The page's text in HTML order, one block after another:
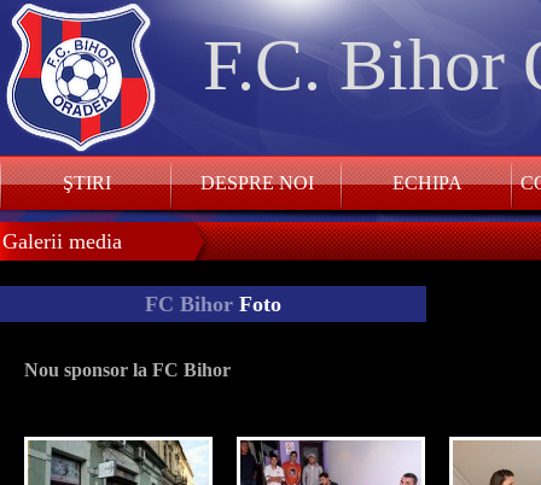
F.C. Bihor
ŞTIRI DESPRE NOI ECHIPA
Galerii media
FC Bihor Foto
Nou sponsor la FC Bihor